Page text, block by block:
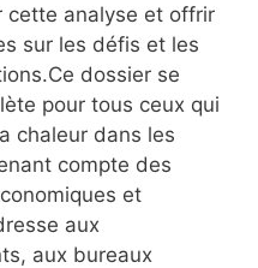
cette analyse et offrir
sur les défis et les
dossier se
pour tous ceux qui
chaleur dans les
compte des
et
aux
aux bureaux